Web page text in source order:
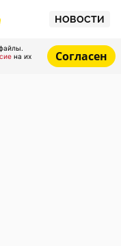
НОВОСТИ
на их
Согласен